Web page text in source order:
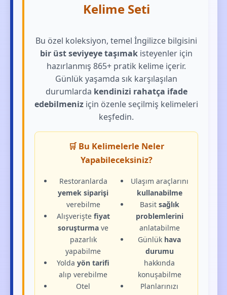
Kelime Seti
Bu özel koleksiyon, temel İngilizce bilgisini
bir üst seviyeye taşımak isteyenler için
hazırlanmış 865+ pratik kelime içerir.
Günlük yaşamda sık karşılaşılan
durumlarda kendinizi rahatça ifade
edebilmeniz için özenle seçilmiş kelimeleri
keşfedin.
🛒 Bu Kelimelerle Neler
Yapabileceksiniz?
Restoranlarda
yemek siparişi
verebilme
Alışverişte fiyat
soruşturma ve
pazarlık
yapabilme
Yoldayön tarifi
alıp verebilme
Otel
Ulaşım araçlarını
kullanabilme
Basit sağlık
problemlerini
anlatabilme
Günlük hava
durumu
hakkında
konuşabilme
Planlarınızı